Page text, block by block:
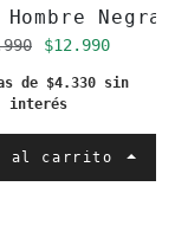
Negra
regular
Precio de
$12.990
de $4.330 sin
interés
al carrito